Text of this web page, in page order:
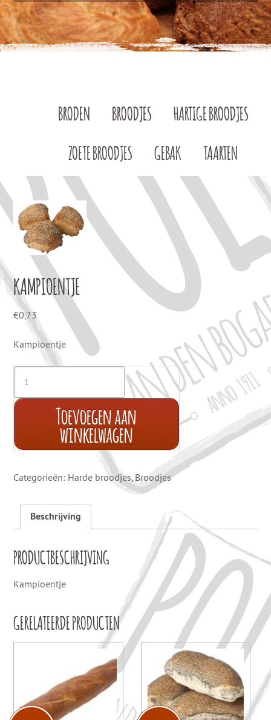
BRODEN BROODJES HARTIGE BROODJES
ZOETE BROODJES GEBAK TAARTEN
KAMPIOENTJE
€0,73
Kampioentje
Toevoegen aan
winkelwagen
Categorieën: Harde broodjes, Broodjes
Beschrijving
PRODUCTBESCHRIJVING
Kampioentje
GERELATEERDE PRODUCTEN